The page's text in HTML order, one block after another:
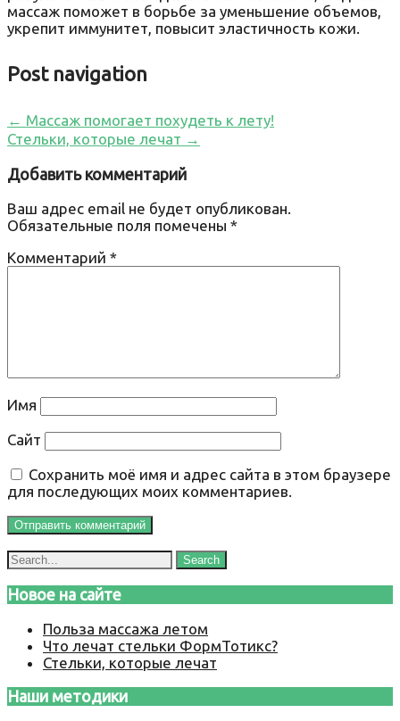
массаж поможет в борьбе за уменьшение объемов,
укрепит иммунитет, повысит эластичность кожи.
Post navigation
← Массаж помогает похудеть к лету!
Стельки, которые лечат →
Добавить комментарий
Ваш адрес email не будет опубликован.
Обязательные поля помечены *
Комментарий *
Имя
Сайт
Сохранить моё имя и адрес сайта в этом браузере
для последующих моих комментариев.
Новое на сайте
Польза массажа летом
Что лечат стельки ФормТотикс?
Стельки, которые лечат
Наши методики